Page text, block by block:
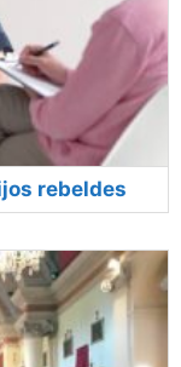
rebeldes